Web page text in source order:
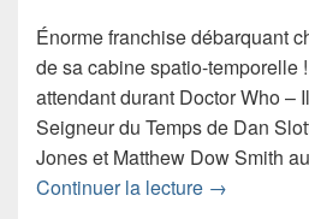
Énorme franchise débarquant
de sa cabine spatio-temporelle
attendant durant Doctor Who –
Seigneur du Temps de Dan
Jones et Matthew Dow Smith au
Continuer la lecture Chronique
→